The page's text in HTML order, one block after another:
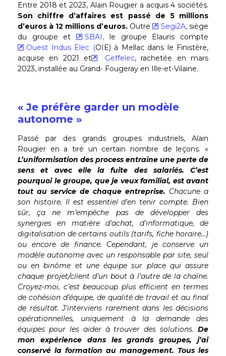
Entre 2018 et 2023, Alain Rougier a acquis 4 sociétés.
Son chiffre d’affaires est passé de 5 millions
d’euros à 12 millions d’euros. Outre Segi2A, siège
du groupe et
SBAI, le groupe Elauris compte
Ouest Indus Elec (OIE) à Mellac dans le Finistère,
acquise en 2021 et
Geffelec, rachetée en mars
2023, installée au Grand- Fougeray en Ille-et-Vilaine.
« Je préfère garder un modèle
autonome »
Passé par des grands groupes industriels, Alain
Rougier en a tiré un certain nombre de leçons. «
L’uniformisation des process entraîne une perte de
sens et avec elle la fuite des salariés. C’est
pourquoi le groupe, que je veux familial, est avant
tout au service de chaque entreprise. Chacune a
son histoire. Il est essentiel d’en tenir compte. Bien
sûr, ça ne m’empêche pas de développer des
synergies en matière d’achat, d’informatique, de
digitalisation de certains outils (tarifs, fiche horaire…)
ou encore de finance. Cependant, je conserve un
modèle autonome avec un responsable par site, seul
ou en binôme et une équipe sur place qui assure
chaque projet/client d’un bout à l’autre de la chaîne.
Croyez-moi, c’est beaucoup plus efficient en termes
de cohésion d’équipe, de qualité de travail et au final
de résultat. J’interviens rarement dans les décisions
opérationnelles, uniquement à la demande des
équipes pour les aider à trouver des solutions. De
mon expérience dans les grands groupes, j’ai
conservé la formation au management. Tous les